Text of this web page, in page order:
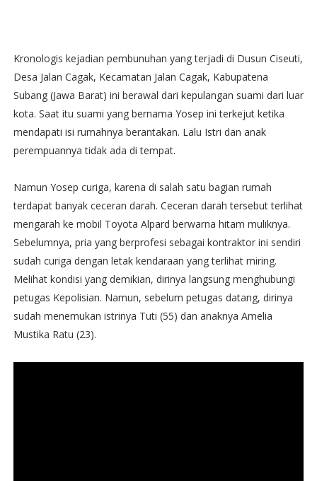
Kronologis kejadian pembunuhan yang terjadi di Dusun Ciseuti,
Desa Jalan Cagak, Kecamatan Jalan Cagak, Kabupatena
Subang (Jawa Barat) ini berawal dari kepulangan suami dari luar
kota. Saat itu suami yang bernama Yosep ini terkejut ketika
mendapati isi rumahnya berantakan. Lalu Istri dan anak
perempuannya tidak ada di tempat.
Namun Yosep curiga, karena di salah satu bagian rumah
terdapat banyak ceceran darah. Ceceran darah tersebut terlihat
mengarah ke mobil Toyota Alpard berwarna hitam muliknya.
Sebelumnya, pria yang berprofesi sebagai kontraktor ini sendiri
sudah curiga dengan letak kendaraan yang terlihat miring.
Melihat kondisi yang demikian, dirinya langsung menghubungi
petugas Kepolisian. Namun, sebelum petugas datang, dirinya
sudah menemukan istrinya Tuti (55) dan anaknya Amelia
Mustika Ratu (23).